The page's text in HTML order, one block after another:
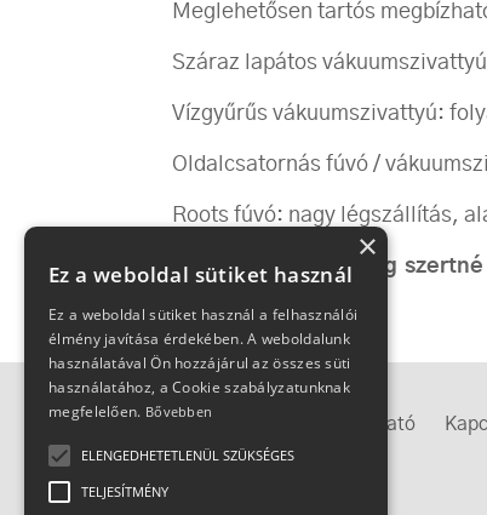
Meglehetősen tartós
Száraz lapátos
Vízgyűrűs vákuumszivattyú:
Oldalcsatornás fúvó /
Roots fúvó: nagy légszállítás,
Ha pontosabban meg
Megközelítés Adatkezelési tájékoztató
IMEX-csoport
×
Ez a weboldal sütiket használ
Ez a weboldal sütiket használ a felhasználói
élmény javítása érdekében. A weboldalunk
használatával Ön hozzájárul az összes süti
használatához, a Cookie szabályzatunknak
megfelelően. Bővebben
ELENGEDHETETLENÜL SZÜKSÉGES
TELJESÍTMÉNY